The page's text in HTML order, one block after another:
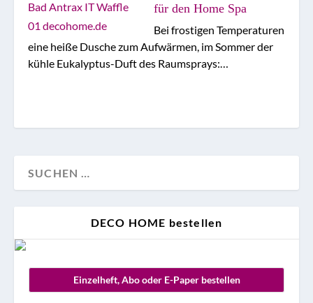
für den Home Spa
Bei frostigen Temperaturen
eine heiße Dusche zum Aufwärmen, im Sommer der
kühle Eukalyptus-Duft des Raumsprays:…
DECO HOME bestellen
Einzelheft, Abo oder E-Paper bestellen